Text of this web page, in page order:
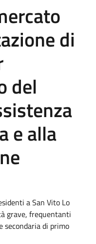
di
del
e alla
a San Vito Lo
grave, frequentanti
secondaria di primo